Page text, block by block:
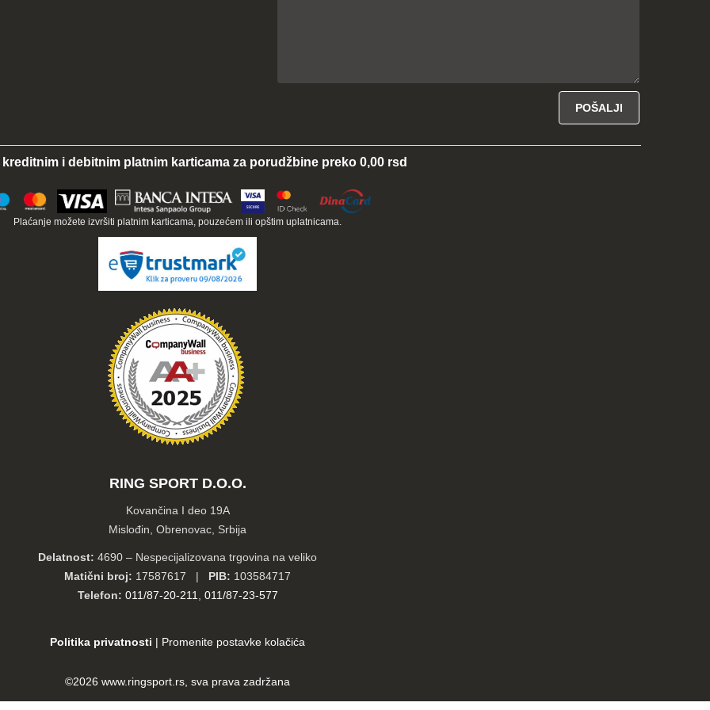
kreditnim i debitnim platnim karticama za porudžbine preko 0,00 rsd
Plaćanje možete izvršiti platnim karticama, pouzećem ili opštim uplatnicama.
RING SPORT D.O.O.
Kovančina I deo 19A
Mislođin, Obrenovac, Srbija
Delatnost: 4690 – Nespecijalizovana trgovina na veliko
Matični broj: 17587617 | PIB: 103584717
Telefon: 011/87-20-211 011/87-23-577
Politika privatnosti | Promenite postavke kolačića
©2026 www.ringsport.rs , sva prava zadržana